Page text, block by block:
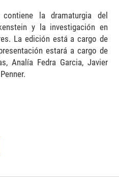
la dramaturgia del
y la investigación en
La edición está a cargo de
estará a cargo de
Analía Fedra Garcia, Javier